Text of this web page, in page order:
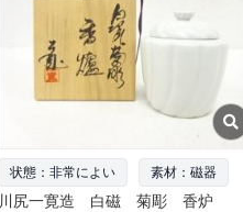
状態：非常によい 素材：磁器
川尻一寛造 白磁 菊彫 香炉